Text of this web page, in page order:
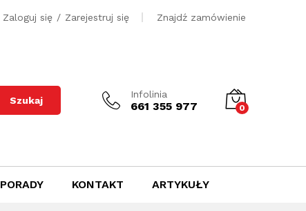
Zaloguj się / Zarejestruj się Znajdź zamówienie
Szukaj
Infolinia
661 355 977 0
PORADY KONTAKT ARTYKUŁY
1000zł Dodaj do koszyka